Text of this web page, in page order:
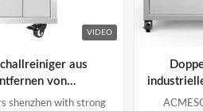
VIDEO
aus
von
shenzhen with strong